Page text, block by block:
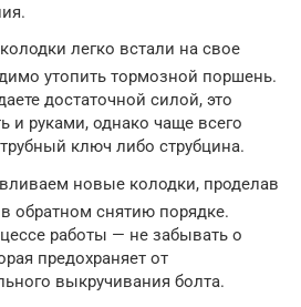
легко встали на свое
утопить тормозной поршень.
достаточной силой, это
и руками, однако чаще всего
ключ либо струбцина.
новые колодки, проделав
обратном снятию порядке.
работы — не забывать о
предохраняет от
выкручивания болта.